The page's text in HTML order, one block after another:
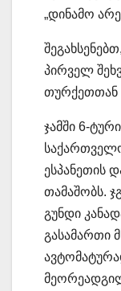
„დინამო
პირველ
თურქეთთან
ჯამში 6-
ესპანეთის
თამაშობს.
გუნდი
გასამართი